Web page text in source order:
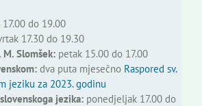
do 19.00
17.30 do 19.30
M. Slomšek:petak 15.00 do 17.00
dva puta mjesečno Raspored sv.
jeziku za 2023. godinu
jezika:ponedjeljak 17.00 do